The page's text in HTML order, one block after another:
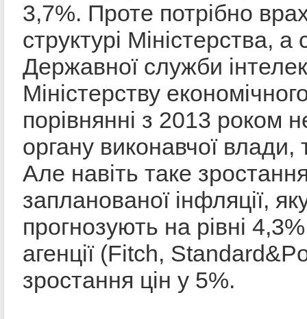
3,7%. Проте потрібно
структурі Міністерства,
Державної служби
Міністерству
порівнянні з 2013 роком
органу виконавчої
Але навіть таке
запланованої інфляції,
прогнозують на рівні
агенції (Fitch,
зростання цін у 5%.